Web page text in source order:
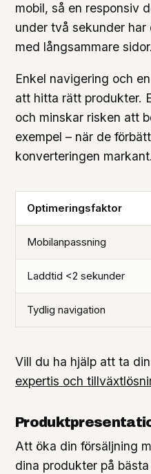
mobil, så en responsiv
under två sekunder
med långsammare sidor.
Enkel navigering och
att hitta rätt produkter.
och minskar risken att
exempel – när de
konverteringen markant.
Optimeringsfaktor
Mobilanpassning
Laddtid <2 sekunder
Tydlig navigation
Vill du ha hjälp att ta
expertis och
Att öka din försäljning
dina produkter på